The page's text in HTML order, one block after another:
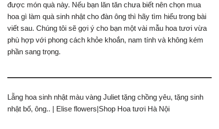
được món quà này. Nếu bạn lăn tăn chưa biết nên chọn mua
hoa gì làm quà sinh nhật cho đàn ông thì hãy tìm hiểu trong bài
viết sau. Chúng tôi sẽ gợi ý cho bạn một vài mẫu hoa tươi vừa
phù hợp với phong cách khỏe khoắn, nam tính và không kém
phần sang trọng.
Lẵng hoa sinh nhật màu vàng Juliet tặng chồng yêu, tặng sinh
nhật bố, ông.. | Elise flowers|Shop Hoa tươi Hà Nội